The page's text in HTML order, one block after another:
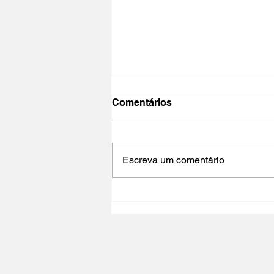
Comentários
Escreva um comentário